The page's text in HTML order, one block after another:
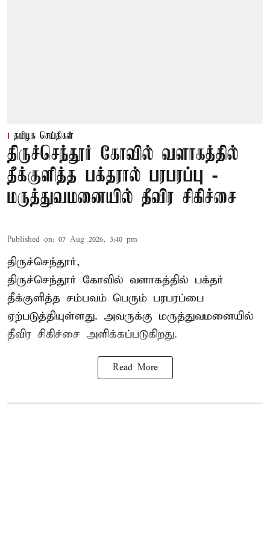
தமிழக செய்திகள்
திருச்செந்தூர் கோவில் வளாகத்தில்
தீக்குளித்த பக்தரால் பரபரப்பு -
மருத்துவமனையில் தீவிர சிகிச்சை
Published on: 07 Aug 2026, 3:40 pm
திருச்செந்தூர்,
திருச்செந்தூர் கோவில் வளாகத்தில் பக்தர்
தீக்குளித்த சம்பவம் பெரும் பரபரப்பை
ஏற்படுத்தியுள்ளது. அவருக்கு மருத்துவமனையில்
தீவிர சிகிச்சை அளிக்கப்படுகிறது.
Read More